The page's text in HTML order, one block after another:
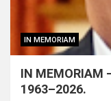
IN MEMORIAM
IN MEMORIAM
1963–2026.